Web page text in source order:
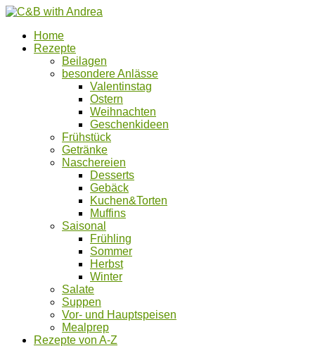
Home
Rezepte
Beilagen
besondere Anlässe
Valentinstag
Ostern
Weihnachten
Geschenkideen
Frühstück
Getränke
Naschereien
Desserts
Gebäck
Kuchen&Torten
Muffins
Saisonal
Frühling
Sommer
Herbst
Winter
Salate
Suppen
Vor- und Hauptspeisen
Mealprep
Rezepte von A-Z